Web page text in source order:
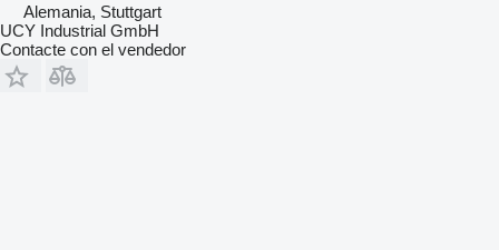
Alemania, Stuttgart
UCY Industrial GmbH
Contacte con el vendedor